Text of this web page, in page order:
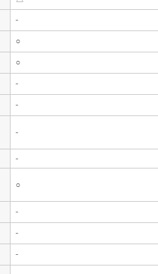
-
○
○
-
-
-
-
○
-
-
-